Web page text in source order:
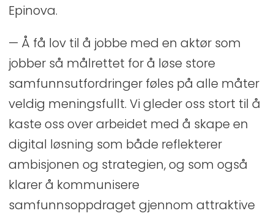
Epinova.
— Å få lov til å jobbe med en aktør som
jobber så målrettet for å løse store
samfunnsutfordringer føles på alle måter
veldig meningsfullt. Vi gleder oss stort til å
kaste oss over arbeidet med å skape en
digital løsning som både reflekterer
ambisjonen og strategien, og som også
klarer å kommunisere
samfunnsoppdraget gjennom attraktive